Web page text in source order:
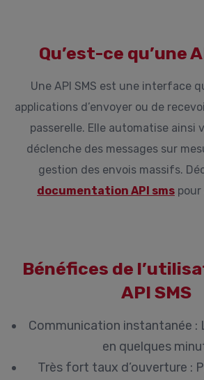
Qu’est-ce qu’une
Une API SMS est une interface
applications d’envoyer ou de
passerelle. Elle automatise ainsi
déclenche des messages sur
gestion des envois massifs.
documentation API sms pour
Bénéfices de
API SMS
Communication instantanée :
en quelques
Très fort taux d’ouverture :